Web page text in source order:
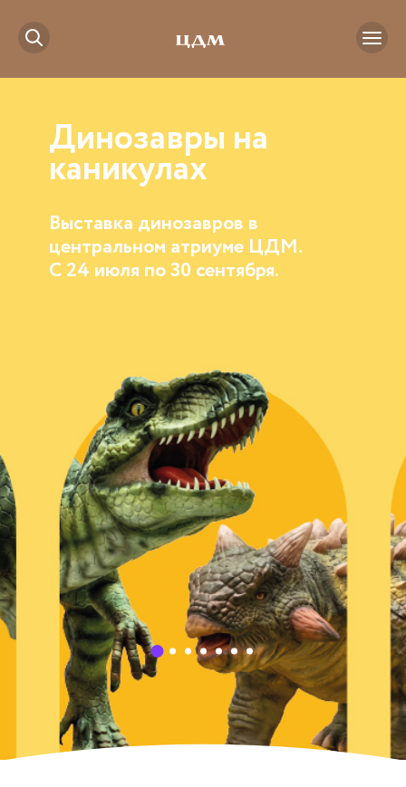
Динозавры на
каникулах
Выставка динозавров в
центральном атриуме ЦДМ.
С 24 июля по 30 сентября.